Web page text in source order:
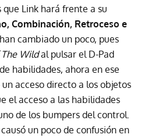
Link hará frente a su
Combinación, Retroceso e
han cambiado un poco, pues
Wildal pulsar el D-Pad
habilidades, ahora en ese
acceso directo a los objetos
el acceso a las habilidades
de los bumpers del control.
un poco de confusión en